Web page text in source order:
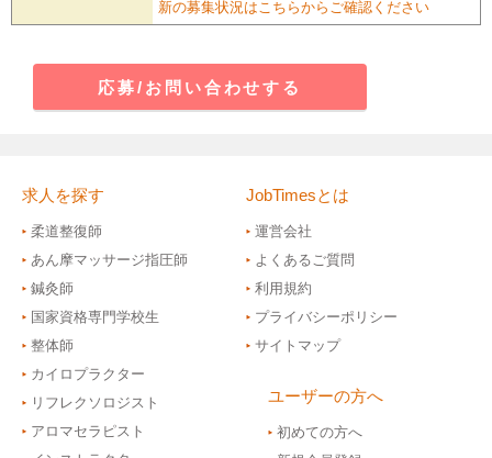
新の募集状況はこちらからご確認ください
応募/お問い合わせする
求人を探す
柔道整復師
あん摩マッサージ指圧師
鍼灸師
国家資格専門学校生
整体師
カイロプラクター
リフレクソロジスト
アロマセラピスト
JobTimesとは
運営会社
よくあるご質問
利用規約
プライバシーポリシー
サイトマップ
ユーザーの方へ
初めての方へ